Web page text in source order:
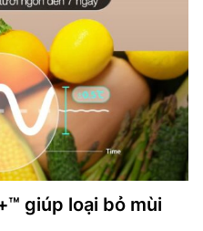
giúp loại bỏ mùi